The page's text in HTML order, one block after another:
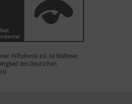
Hilfsdienst e.V. ist Malteser
des Deutschen